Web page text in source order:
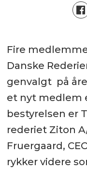
Fire
Danske
genvalgt på
et nyt medlem
bestyrelsen er
rederiet Ziton
Fruergaard,
rykker videre